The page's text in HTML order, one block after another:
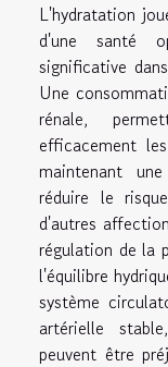
L'hydratation
d'une santé
significative
Une
rénale,
efficacement
maintenant
réduire le
d'autres
régulation de la
l'équilibre
système
artérielle
peuvent être